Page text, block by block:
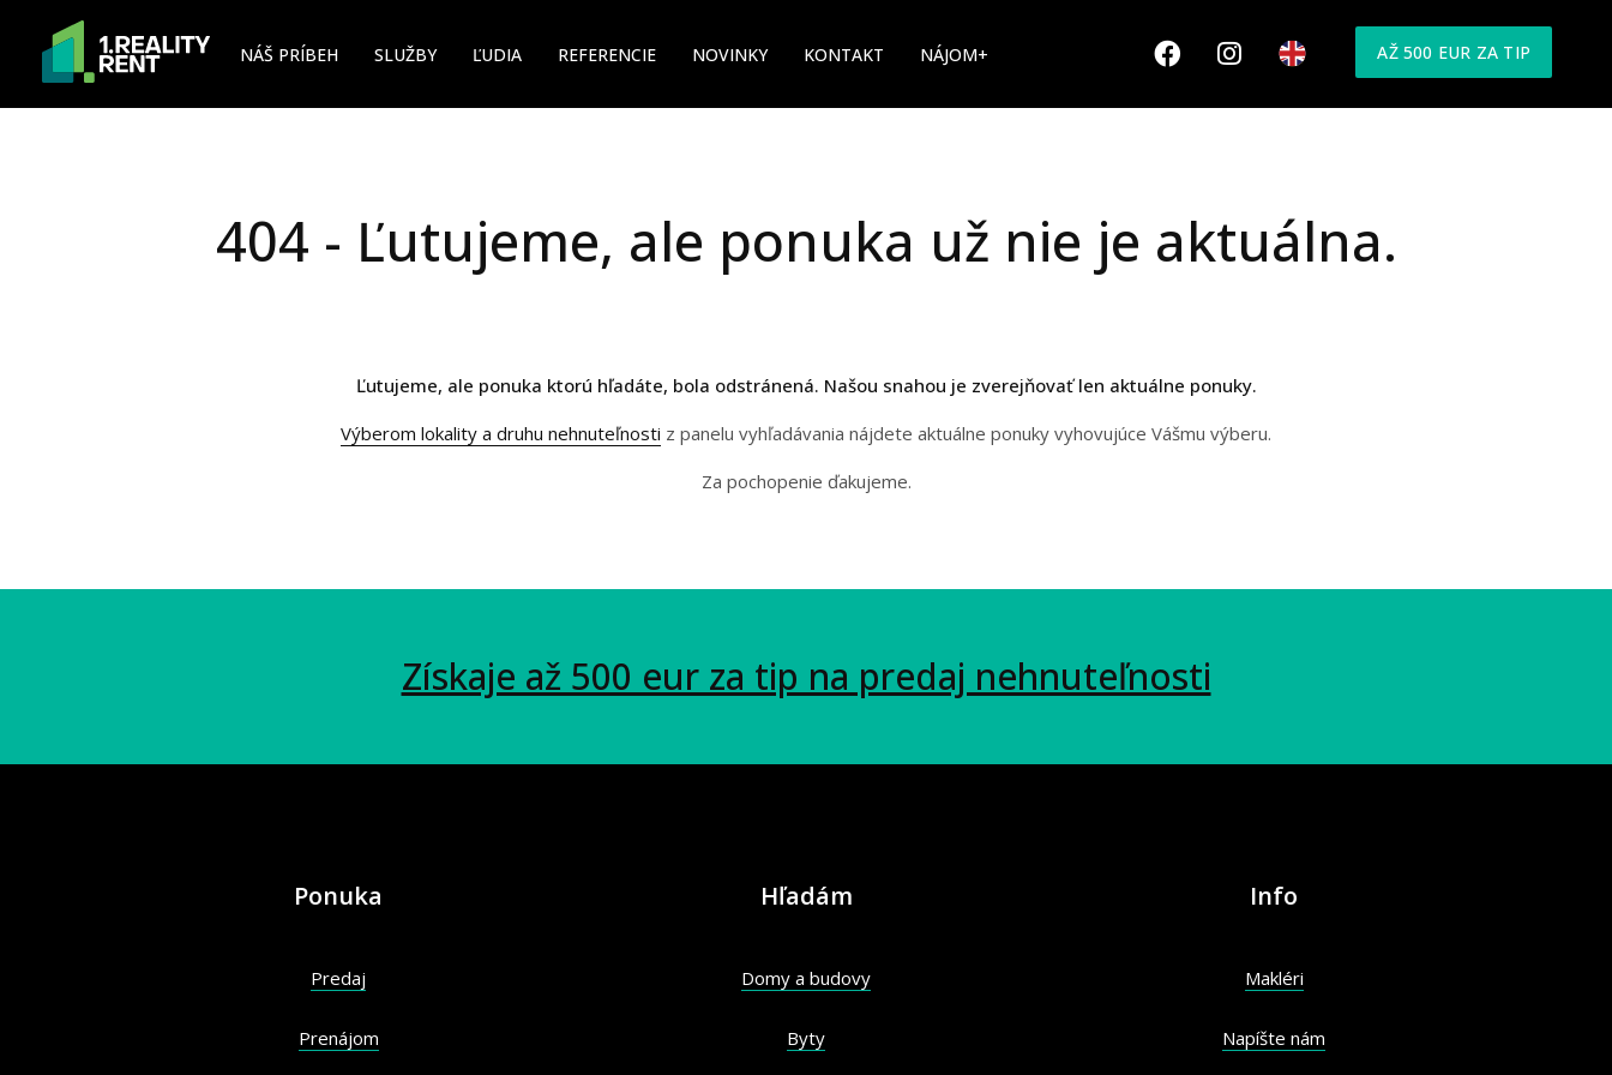
AŽ 500 EUR ZA TIP
NÁŠ PRÍBEH SLUŽBY ĽUDIA REFERENCIE NOVINKY KONTAKT NÁJOM+
404 - Ľutujeme, ale ponuka už nie je aktuálna.
Ľutujeme, ale ponuka ktorú hľadáte, bola odstránená. Našou snahou je zverejňovať len aktuálne ponuky.
Výberom lokality a druhu nehnuteľnosti z panelu vyhľadávania nájdete aktuálne ponuky vyhovujúce Vášmu výberu.
Za pochopenie ďakujeme.
Získaje až 500 eur za tip na predaj nehnuteľnosti
Ponuka
Predaj
Prenájom
Hľadám
Domy a budovy
Byty
Info
Makléri
Napíšte nám